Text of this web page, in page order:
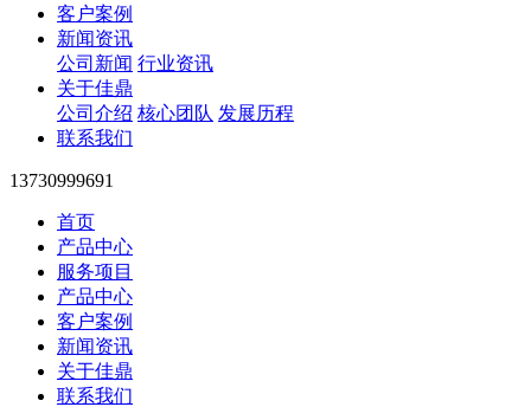
客户案例
新闻资讯
公司新闻 行业资讯
关于佳鼎
公司介绍 核心团队 发展历程
联系我们
13730999691
首页
产品中心
服务项目
产品中心
客户案例
新闻资讯
关于佳鼎
联系我们